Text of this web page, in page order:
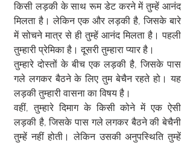
किसी लड़की के साथ रूम डेट करने में तुम्हें आनंद
मिलता है। लेकिन एक और लड़की है, जिसके बारे
में सोचने मात्र से ही तुम्हें आनंद मिलता है। पहली
तुम्हारी प्रेमिका है। दूसरी तुम्हारा प्यार है।
तुम्हारे दोस्तों के बीच एक लड़की है, जिसके पास
गले लगकर बैठने के लिए तुम बेचैन रहते हो। यह
लड़की तुम्हारी वासना का विषय है।
वहीं, तुम्हारे दिमाग के किसी कोने में एक ऐसी
लड़की है, जिसके पास गले लगकर बैठने की बेचैनी
तुम्हें नहीं होती। लेकिन उसकी अनुपस्थिति तुम्हें